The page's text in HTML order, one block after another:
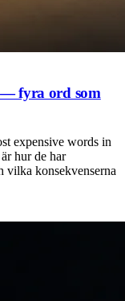
— fyra ord som
expensive words in
hur de har
vilka konsekvenserna